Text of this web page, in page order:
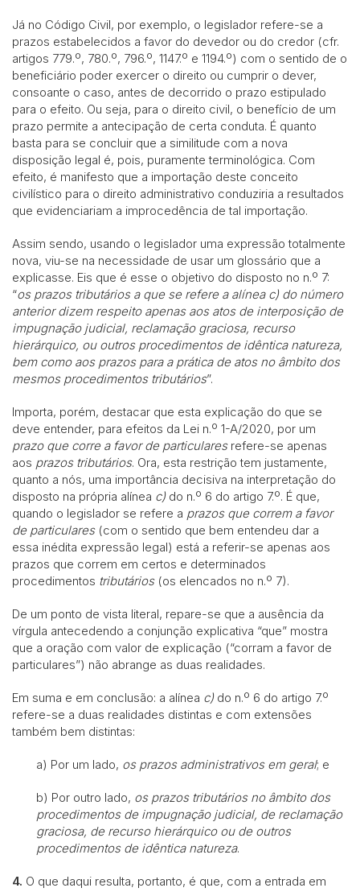
Já no Código Civil, por exemplo, o legislador refere-se a
prazos estabelecidos a favor do devedor ou do credor (cfr.
artigos 779.º, 780.º, 796.º, 1147.º e 1194.º) com o sentido de o
beneficiário poder exercer o direito ou cumprir o dever,
consoante o caso, antes de decorrido o prazo estipulado
para o efeito. Ou seja, para o direito civil, o benefício de um
prazo permite a antecipação de certa conduta. É quanto
basta para se concluir que a similitude com a nova
disposição legal é, pois, puramente terminológica. Com
efeito, é manifesto que a importação deste conceito
civilístico para o direito administrativo conduziria a resultados
que evidenciariam a improcedência de tal importação.
Assim sendo, usando o legislador uma expressão totalmente
nova, viu-se na necessidade de usar um glossário que a
explicasse. Eis que é esse o objetivo do disposto no n.º 7:
“os prazos tributários a que se refere a alínea c) do número
anterior dizem respeito apenas aos atos de interposição de
impugnação judicial, reclamação graciosa, recurso
hierárquico, ou outros procedimentos de idêntica natureza,
bem como aos prazos para a prática de atos no âmbito dos
mesmos procedimentos tributários”.
Importa, porém, destacar que esta explicação do que se
deve entender, para efeitos da Lei n.º 1-A/2020, por um
prazo que corre a favor de particularesrefere-se apenas
aos prazos tributários. Ora, esta restrição tem justamente,
quanto a nós, uma importância decisiva na interpretação do
disposto na própria alínea c) do n.º 6 do artigo 7.º. É que,
quando o legislador se refere a prazos que correm a favor
de particulares(com o sentido que bem entendeu dar a
essa inédita expressão legal) está a referir-se apenas aos
prazos que correm em certos e determinados
procedimentos tributários(os elencados no n.º 7).
De um ponto de vista literal, repare-se que a ausência da
vírgula antecedendo a conjunção explicativa “que” mostra
que a oração com valor de explicação (“corram a favor de
particulares”) não abrange as duas realidades.
Em suma e em conclusão: a alínea c) do n.º 6 do artigo 7.º
refere-se a duas realidades distintas e com extensões
também bem distintas:
a) Por um lado, os prazos administrativos em geral; e
b) Por outro lado, os prazos tributários no âmbito dos
procedimentos de impugnação judicial, de reclamação
graciosa, de recurso hierárquico ou de outros
procedimentos de idêntica natureza.
4. O que daqui resulta, portanto, é que, com a entrada em